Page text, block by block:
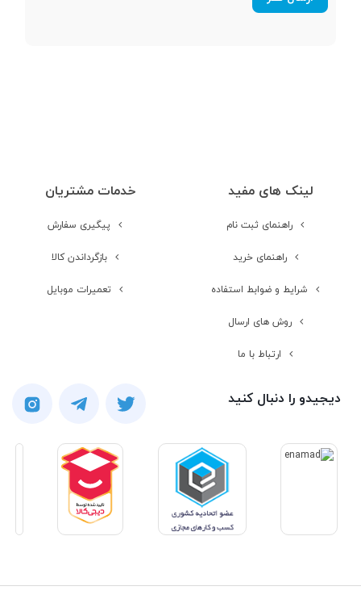
حافظه داخلی S.S.D
نمایش
نرخ تازه سازی
نمایش
صفحه نمایش مات
مشخصات کارت گرافیک
لینک های مفید
راهنمای ثبت نام
راهنمای خرید
شرایط و ضوابط استفاده
روش های ارسال
ارتباط با ما
خدمات مشتریان
پیگیری سفارش
بازگرداندن کالا
تعمیرات موبایل
دیجیدو را دنبال کنید